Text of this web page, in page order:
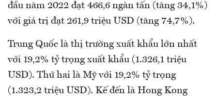
đầu năm 2022 đạt 466,6 ngàn tấn (tăng 34,1%)
với giá trị đạt 261,9 triệu USD (tăng 74,7%).
Trung Quốc là thị trường xuất khẩu lớn nhất
với 19,2% tỷ trọng xuất khẩu (1.326,1 triệu
USD). Thứ hai là Mỹ với 19,2% tỷ trọng
(1.323,2 triệu USD). Kế đến là Hong Kong